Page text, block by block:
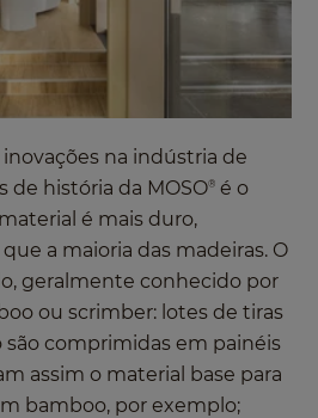
na indústria de
de história da MOSO® é o
é mais duro,
a maioria das madeiras. O
geralmente conhecido por
ou scrimber: lotes de tiras
comprimidas em painéis
assim o material base para
bamboo, por exemplo;